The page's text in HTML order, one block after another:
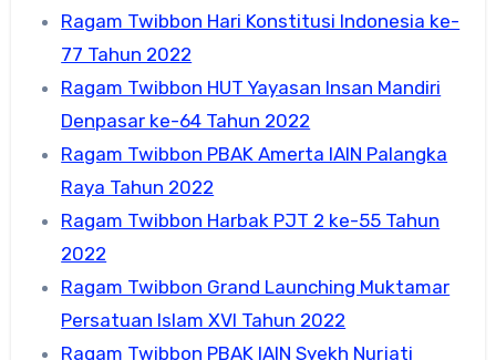
Ragam Twibbon Hari Konstitusi Indonesia ke-
77 Tahun 2022
Ragam Twibbon HUT Yayasan Insan Mandiri
Denpasar ke-64 Tahun 2022
Ragam Twibbon PBAK Amerta IAIN Palangka
Raya Tahun 2022
Ragam Twibbon Harbak PJT 2 ke-55 Tahun
2022
Ragam Twibbon Grand Launching Muktamar
Persatuan Islam XVI Tahun 2022
Ragam Twibbon PBAK IAIN Syekh Nurjati